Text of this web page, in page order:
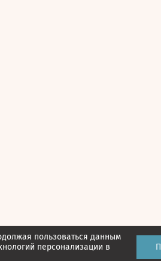
пользоваться данным
персонализации в